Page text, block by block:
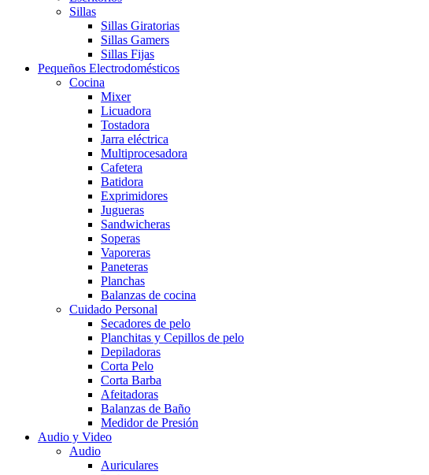
Sillas
Sillas Giratorias
Sillas Gamers
Sillas Fijas
Pequeños Electrodomésticos
Cocina
Mixer
Licuadora
Tostadora
Jarra eléctrica
Multiprocesadora
Cafetera
Batidora
Exprimidores
Jugueras
Sandwicheras
Soperas
Vaporeras
Paneteras
Planchas
Balanzas de cocina
Cuidado Personal
Secadores de pelo
Planchitas y Cepillos de pelo
Depiladoras
Corta Pelo
Corta Barba
Afeitadoras
Balanzas de Baño
Medidor de Presión
Audio y Video
Audio
Auriculares